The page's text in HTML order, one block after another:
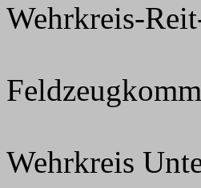
Wehrkreis-
Wehrkreis